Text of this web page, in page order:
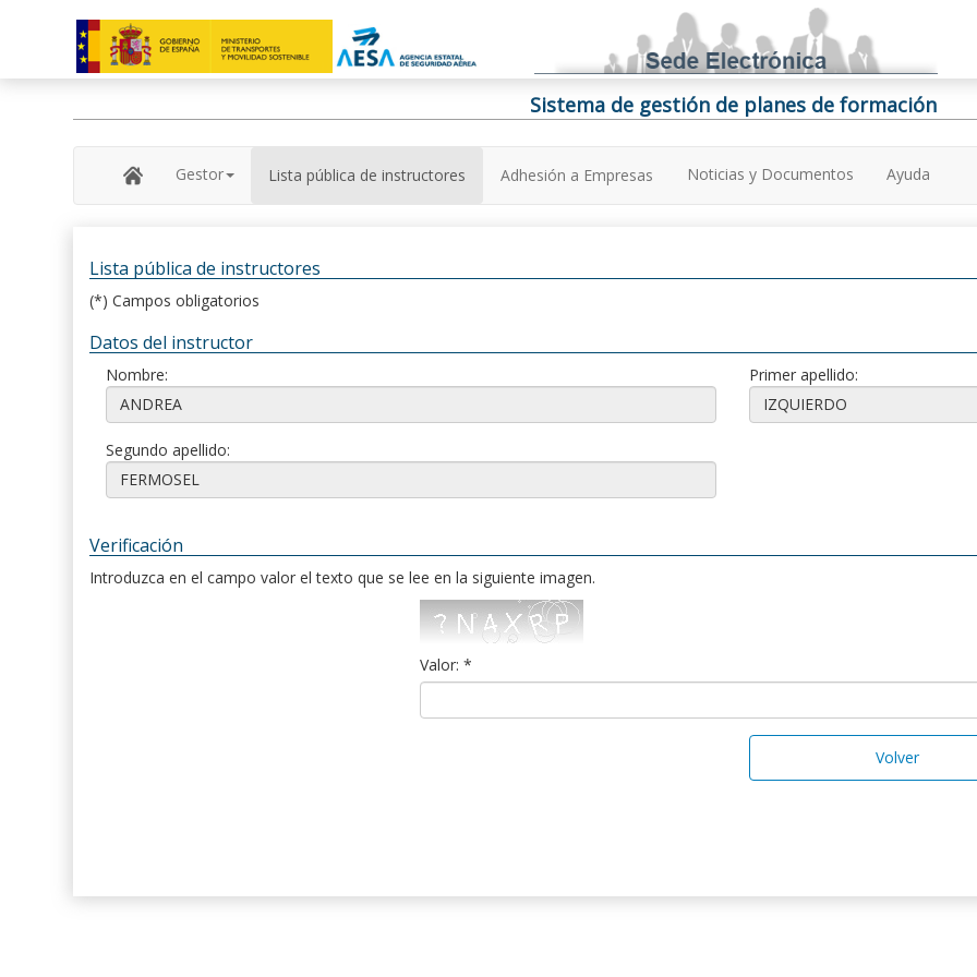
Sistema de gestión de planes de formación
Gestor Lista pública de instructores Adhesión a Empresas Noticias y Documentos Ayuda
Lista pública de instructores
(*) Campos obligatorios
Datos del instructor
Nombre: Primer apellido:
Segundo apellido:
Verificación
Introduzca en el campo valor el texto que se lee en la siguiente imagen.
Valor: *
Volver